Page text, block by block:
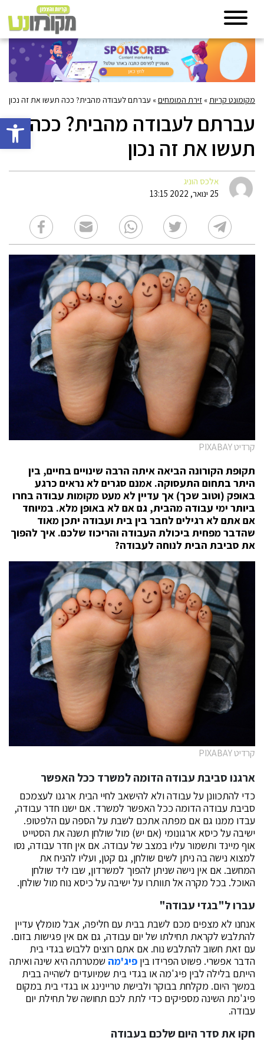
פתח
מקומונט קריות » זירת המומחים» עברתם לעבודה מהבית? ככה תעשו את זה נכון
עברתם לעבודה מהבית? ככה
תעשו את זה נכון
אלכס הוניג
25 ינואר, 2022 13:15
קרדיט PIXABAY
תקופת הקורונה הביאה איתה הרבה שינויים בחיים, בין
היתר בתחום התעסוקה. אמנם סגרים לא נראים כרגע
באופק (וטוב שכך) אך עדיין לא מעט מקומות עבודה בחרו
ביותר ימי עבודה מהבית, גם אם לא באופן מלא. במיוחד
אם אתם לא רגילים לחבר בין בית ועבודה יתכן מאוד
שהדבר מפחית ביכולת העבודה והריכוז שלכם. איך להפוך
את סביבת הבית לנוחה לעבודה?
קרדיט PIXABAY
ארגנו סביבת עבודה הדומה למשרד ככל האפשר
כדי להתכוונן על עבודה ולא להישאב לחיי הבית ארגנו לעצמכם
סביבת עבודה הדומה ככל האפשר למשרד. אם ישנו חדר עבודה,
עבדו ממנו גם אם מפתה אתכם לשבת על הספה עם הלפטופ.
ישיבה על כיסא ארגונומי (אם יש) מול שולחן תשנה את הסטייט
אוף מיינד ותשמור עליו במצב של עבודה. אם אין חדר עבודה, נסו
למצוא נישה בה ניתן לשים שולחן, גם קטן, ועליו להניח את
המחשב. אם אין נישה שניתן להפוך למשרדון, שבו ליד שולחן
האוכל. בכל מקרה אל תוותרו על ישיבה על כיסא נוח מול שולחן.
עברו ל"בגדי עבודה"
אנחנו לא מצפים מכם לשבת בבית עם חליפה, אבל מומלץ עדיין
להתלבש לקראת תחילתו של יום עבודה, גם אם אין פגישות בזום.
עם זאת חשוב להתלבש נוח. אם אתם רוצים ללבוש בגדי בית
הדבר אפשרי. פשוט הפרידו בין פיג'מה שמטרתה היא שינה ואיתה
הייתם בלילה לבין פיג'מה או בגדי בית שמיועדים לשהייה בבית
במשך היום. מקלחת בבוקר ולבישת טריינינג או בגדי בית במקום
פיג'מת השינה מספיקים כדי לתת לכם תחושה של תחילת יום
עבודה.
חקו את סדר היום שלכם בעבודה